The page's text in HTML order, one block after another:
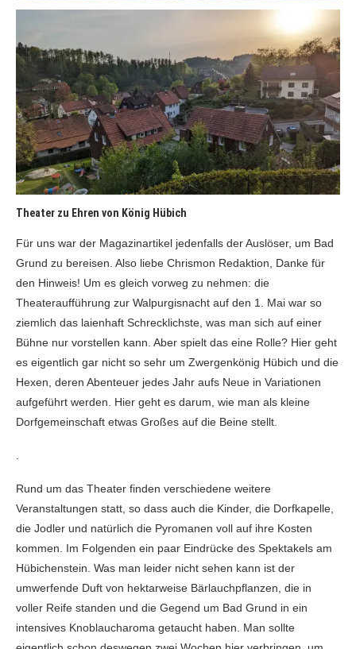
Theater zu Ehren von König Hübich
Für uns war der Magazinartikel jedenfalls der Auslöser, um Bad
Grund zu bereisen. Also liebe Chrismon Redaktion, Danke für
den Hinweis! Um es gleich vorweg zu nehmen: die
Theateraufführung zur Walpurgisnacht auf den 1. Mai war so
ziemlich das laienhaft Schrecklichste, was man sich auf einer
Bühne nur vorstellen kann. Aber spielt das eine Rolle? Hier geht
es eigentlich gar nicht so sehr um Zwergenkönig Hübich und die
Hexen, deren Abenteuer jedes Jahr aufs Neue in Variationen
aufgeführt werden. Hier geht es darum, wie man als kleine
Dorfgemeinschaft etwas Großes auf die Beine stellt.
.
Rund um das Theater finden verschiedene weitere
Veranstaltungen statt, so dass auch die Kinder, die Dorfkapelle,
die Jodler und natürlich die Pyromanen voll auf ihre Kosten
kommen. Im Folgenden ein paar Eindrücke des Spektakels am
Hübichenstein. Was man leider nicht sehen kann ist der
umwerfende Duft von hektarweise Bärlauchpflanzen, die in
voller Reife standen und die Gegend um Bad Grund in ein
intensives Knoblaucharoma getaucht haben. Man sollte